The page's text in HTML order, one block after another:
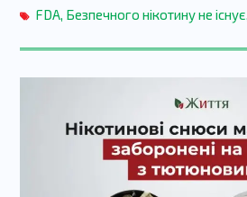
FDA, Безпечного нікотину не існує,